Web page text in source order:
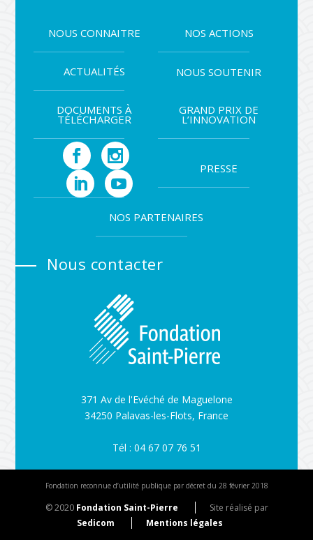
NOUS CONNAITRE NOS ACTIONS
ACTUALITÉS NOUS SOUTENIR
DOCUMENTS À
TÉLÉCHARGER
GRAND PRIX DE
L’INNOVATION
PRESSE
NOS PARTENAIRES
Nous contacter
371 Av de l'Evéché de Maguelone
34250 Palavas-les-Flots, France
Tél : 04 67 07 76 51
Fondation reconnue d’utilité publique par décret du 28 février 2018
© 2020 Fondation Saint-Pierre
Site réalisé par
Sedicom
Mentions légales